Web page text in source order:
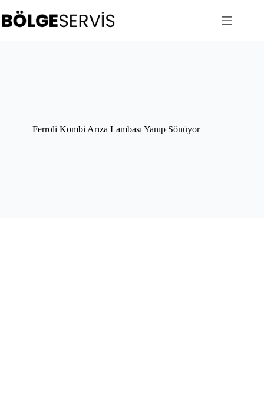
to
content
Ferroli Kombi Arıza Lambası Yanıp Sönüyor